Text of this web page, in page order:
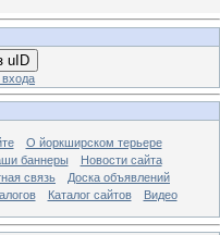
uID
О йоркширском терьере
баннеры
Новости сайта
связь
Доска объявлений
Каталог сайтов Видео